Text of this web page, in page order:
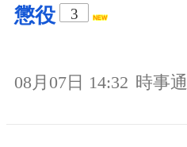
懲役
3
08月07日 14:32 時事